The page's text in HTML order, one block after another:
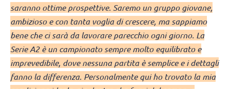
saranno ottime prospettive. Saremo un gruppo giovane,
ambizioso e con tanta voglia di crescere, ma sappiamo
bene che ci sarà da lavorare parecchio ogni giorno. La
Serie A2 è un campionato sempre molto equilibrato e
imprevedibile, dove nessuna partita è semplice e i dettagli
fanno la differenza. Personalmente qui ho trovato la mia